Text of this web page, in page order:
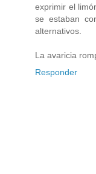
exprimir el
se estaban
alternativos.
La avaricia
Responder